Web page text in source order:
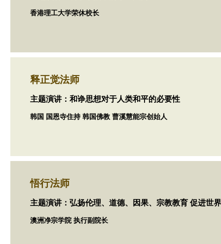
香港理工大学荣休校长
释正觉法师
主题演讲：和诤思想对于人类和平的必要性
韩国 国恩寺住持 韩国佛教 曹溪慧能宗创始人
悟行法师
主题演讲：弘扬伦理、道德、因果、宗教教育 促进世
澳洲净宗学院 执行副院长